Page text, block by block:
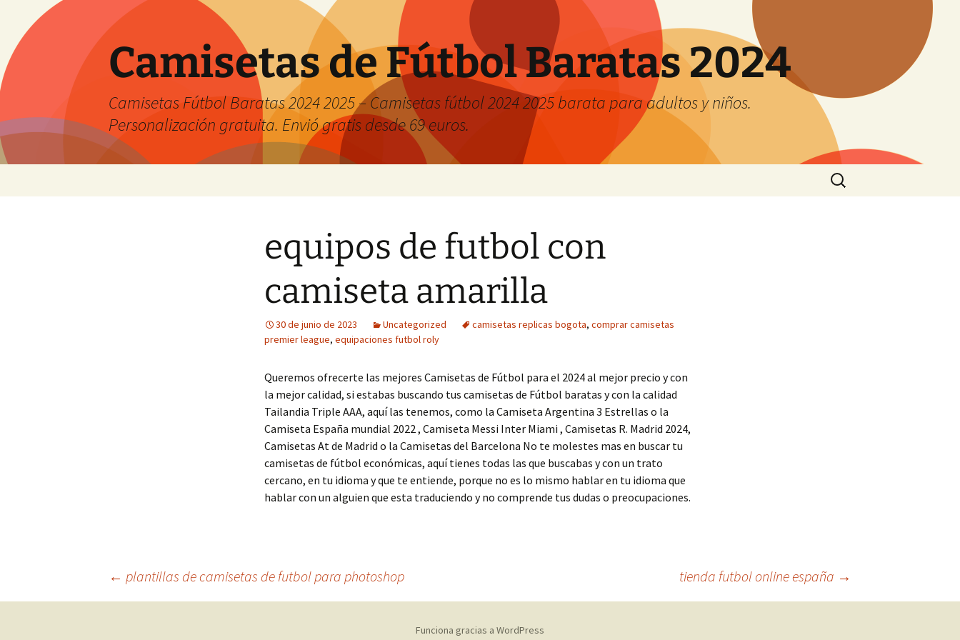
Camisetas de Fútbol Baratas 2024
Camisetas Fútbol Baratas 2024 2025 – Camisetas fútbol 2024 2025 barata para adultos y niños.
Personalización gratuita. Envió gratis desde 69 euros.
Buscar:
equipos de futbol con
camiseta amarilla
30 de junio de 2023 Uncategorized camisetas replicas bogota, comprar camisetas
premier league, equipaciones futbol roly
Queremos ofrecerte las mejores Camisetas de Fútbol para el 2024 al mejor precio y con
la mejor calidad, si estabas buscando tus camisetas de Fútbol baratas y con la calidad
Tailandia Triple AAA, aquí las tenemos, como la Camiseta Argentina 3 Estrellas o la
Camiseta España mundial 2022 , Camiseta Messi Inter Miami , Camisetas R. Madrid 2024,
Camisetas At de Madrid o la Camisetas del Barcelona No te molestes mas en buscar tu
camisetas de fútbol económicas, aquí tienes todas las que buscabas y con un trato
cercano, en tu idioma y que te entiende, porque no es lo mismo hablar en tu idioma que
hablar con un alguien que esta traduciendo y no comprende tus dudas o preocupaciones.
Navegación
← plantillas de camisetas de futbol para photoshop tienda futbol online españa →
Funciona gracias a WordPress